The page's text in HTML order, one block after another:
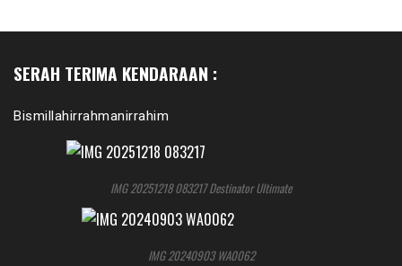
SERAH TERIMA KENDARAAN :
Bismillahirrahmanirrahim
IMG 20251218 083217 Destinator Ultimate
IMG 20240903 WA0062